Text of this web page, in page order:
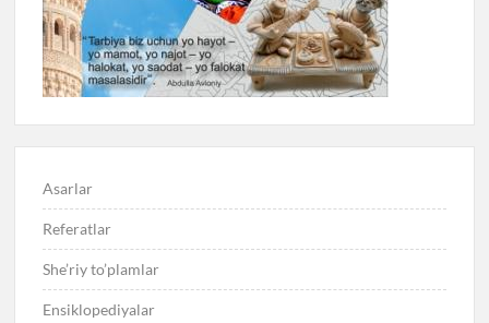
Asarlar
Referatlar
She’riy to’plamlar
Ensiklopediyalar